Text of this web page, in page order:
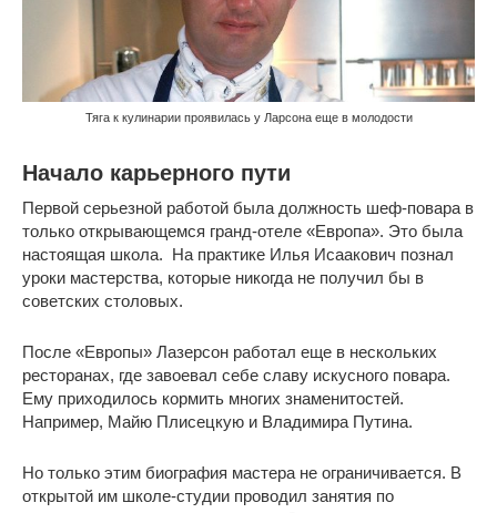
Тяга к кулинарии проявилась у Ларсона еще в молодости
Начало карьерного пути
Первой серьезной работой была должность шеф-повара в
только открывающемся гранд-отеле «Европа». Это была
настоящая школа. На практике Илья Исаакович познал
уроки мастерства, которые никогда не получил бы в
советских столовых.
После «Европы» Лазерсон работал еще в нескольких
ресторанах, где завоевал себе славу искусного повара.
Ему приходилось кормить многих знаменитостей.
Например, Майю Плисецкую и Владимира Путина.
Но только этим биография мастера не ограничивается. В
открытой им школе-студии проводил занятия по